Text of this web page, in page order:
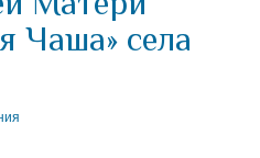
Чаша» села